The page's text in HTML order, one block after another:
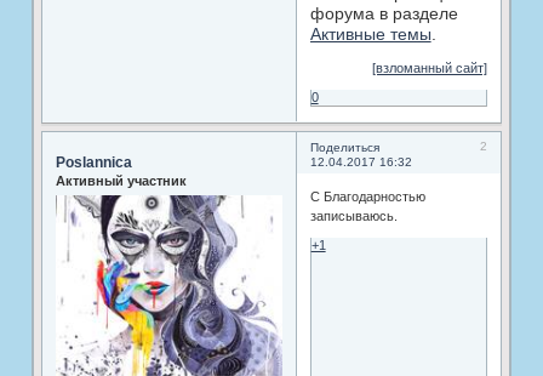
форума в разделе
Активные темы
[взломанный сайт]
0
Поделиться
2
12.04.2017 16:32
Poslannica
Активный участник
С Благодарностью
записываюсь.
+1